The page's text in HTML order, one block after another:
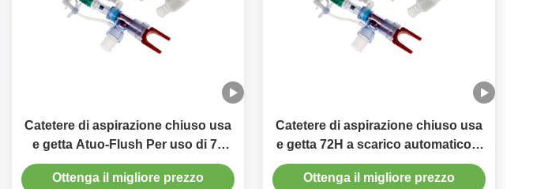
Catetere di aspirazione chiuso usa
e getta Atuo-Flush Per uso di 72
ore
Ottenga il migliore prezzo
Catetere di aspirazione chiuso usa
e getta 72H a scarico automatico a
doppio gomito girevole
Ottenga il migliore prezzo